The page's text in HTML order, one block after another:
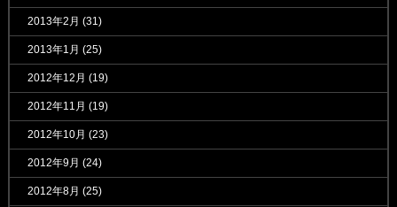
2013年2月 (31)
2013年1月 (25)
2012年12月 (19)
2012年11月 (19)
2012年10月 (23)
2012年9月 (24)
2012年8月 (25)